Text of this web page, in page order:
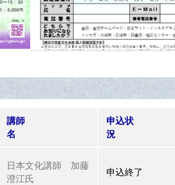
講師
名
申込状
況
日本文化講師 加藤
澄江氏
申込終了